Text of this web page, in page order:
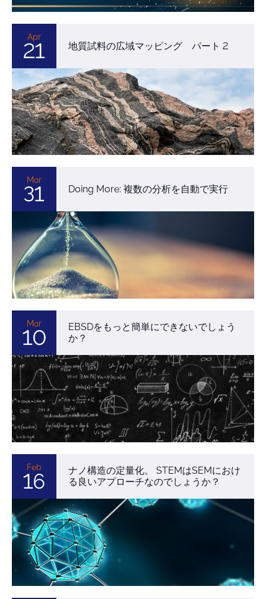
Apr
21 地質試料の広域マッピング パート 2
Mar
31 Doing More: 複数の分析を自動で実行
Mar
10
EBSDをもっと簡単にできないでしょう
か？
Feb
16
ナノ構造の定量化。 STEMはSEMにおけ
る良いアプローチなのでしょうか？